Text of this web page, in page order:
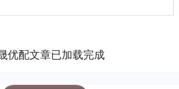
优配文章已加载完成